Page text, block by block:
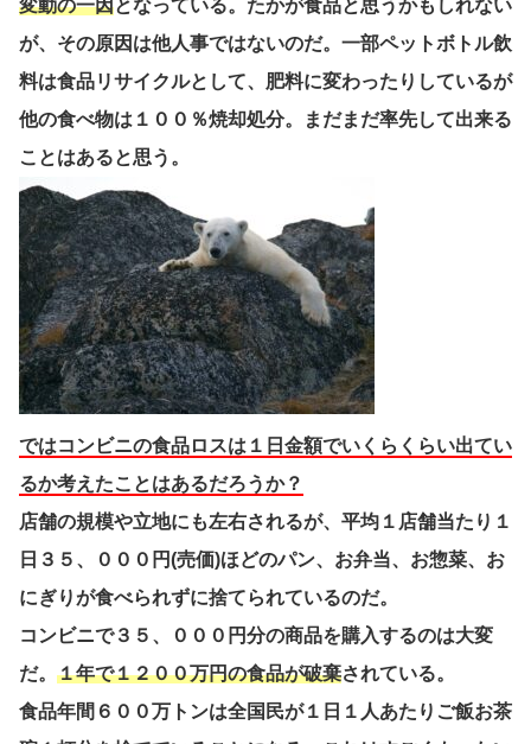
変動の一因となっている。たかが食品と思うかもしれない
が、その原因は他人事ではないのだ。一部ペットボトル飲
料は食品リサイクルとして、肥料に変わったりしているが
他の食べ物は１００％焼却処分。まだまだ率先して出来る
ことはあると思う。
ではコンビニの食品ロスは１日金額でいくらくらい出てい
るか考えたことはあるだろうか？
店舗の規模や立地にも左右されるが、平均１店舗当たり１
日３５、０００円(売価)ほどのパン、お弁当、お惣菜、お
にぎりが食べられずに捨てられているのだ。
コンビニで３５、０００円分の商品を購入するのは大変
だ。 １年で１２００万円の食品が破棄されている。
食品年間６００万トンは全国民が１日１人あたりご飯お茶